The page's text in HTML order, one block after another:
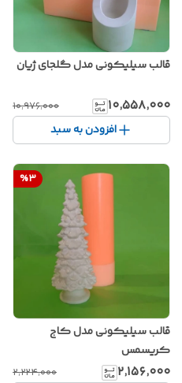
قالب سیلیکونی مدل گلجای ژیان
۱۰٬۵۵۸٬۰۰۰ ۱۰٬۹۷۶٬۰۰۰
افزودن به سبد
%3
قالب سیلیکونی مدل کاج
کریسمس
۲٬۱۵۶٬۰۰۰ ۲٬۲۲۴٬۰۰۰